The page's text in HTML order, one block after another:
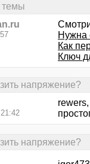
темы
Нужна
Как
Ключ
напряжение?
напряжение?